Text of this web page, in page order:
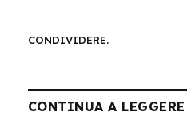
CONDIVIDERE.
CONTINUA A LEGGERE